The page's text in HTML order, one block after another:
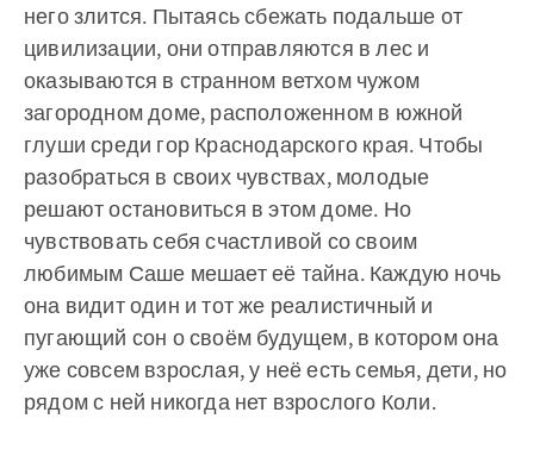
него злится. Пытаясь сбежать подальше от
цивилизации, они отправляются в лес и
оказываются в странном ветхом чужом
загородном доме, расположенном в южной
глуши среди гор Краснодарского края. Чтобы
разобраться в своих чувствах, молодые
решают остановиться в этом доме. Но
чувствовать себя счастливой со своим
любимым Саше мешает её тайна. Каждую ночь
она видит один и тот же реалистичный и
пугающий сон о своём будущем, в котором она
уже совсем взрослая, у неё есть семья, дети, но
рядом с ней никогда нет взрослого Коли.